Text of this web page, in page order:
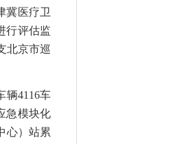
冀医疗卫
行评估监
北京市巡
辆4116车
急模块化
心）站累